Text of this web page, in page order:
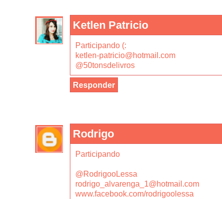
Ketlen Patricio
Participando (:
ketlen-patricio@hotmail.com
@50tonsdelivros
Responder
Rodrigo
Participando
@RodrigooLessa
rodrigo_alvarenga_1@hotmail.com
www.facebook.com/rodrigoolessa